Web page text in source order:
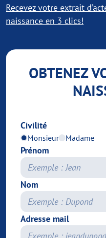
Recevez votre extrait
naissance en 3 clics!
OBTENEZ
Civilité
Monsieur Madame
Prénom
Nom
Adresse mail